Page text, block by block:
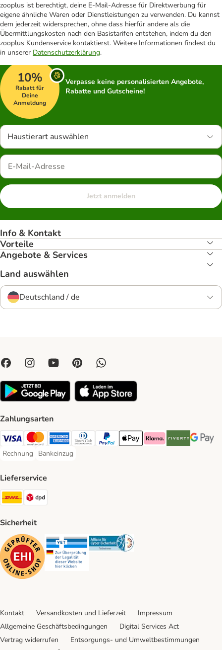
zooplus ist berechtigt, deine E-Mail-Adresse für Direktwerbung für
eigene ähnliche Waren oder Dienstleistungen zu verwenden. Du kannst
dem jederzeit widersprechen, ohne dass hierfür andere als die
Übermittlungskosten nach den Basistarifen entstehen, indem du den
zooplus Kundenservice kontaktierst. Weitere Informationen findest du
in unserer Datenschutzerklärung.
10%
Rabatt für
Deine
Anmeldung
Verpasse keine personalisierten Angebote,
Rabatte und Gutscheine!
Haustierart auswählen
Jetzt anmelden
Info & Kontakt
Vorteile
Angebote & Services
Land auswählen
Deutschland / de
Zahlungsarten
Visa Payment Method
Mastercard Payment Method
American Express Payment Method
Diners Club Payment Method
PayPal Payment Method
Apple Pay Payment Method
Klarna Payment Method
Riverty Payment
Google
Rechnung
Rechnung Payment Method
Bankeinzug
Bankeinzug Payment Method
Lieferservice
DHL Shipping Method
Sicherheit
Security Security Security
Kontakt Versandkosten und Lieferzeit
Impressum
Allgemeine Geschäftsbedingungen
Digital Services Act
Vertrag widerrufen
Entsorgungs- und Umweltbestimmungen